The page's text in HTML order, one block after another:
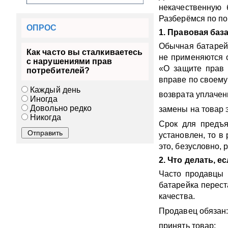
ОПРОС
Как часто вы сталкиваетесь
с нарушениями прав
потребителей?
Каждый день
Иногда
Довольно редко
Никогда
Разберёмся по
1. Правовая
Обычная
не применяются
«О защите прав
вправе по
возврата
замены на товар
Срок для
установлен, то
это, безусловно,
2. Что делать,
Часто продавцы
батарейка
качества.
Продавец обязан:
принять товар;